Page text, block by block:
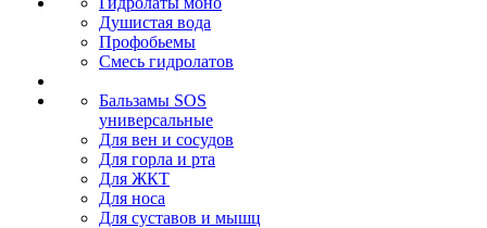
Душистая вода
Профобьемы
Смесь гидролатов
Бальзамы SOS
универсальные
Для вен и сосудов
Для горла и рта
Для ЖКТ
Для носа
Для суставов и мышц